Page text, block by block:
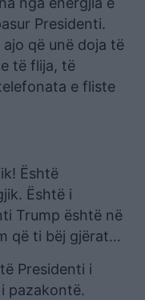
Presidenti.
që unë doja të
të flija, të
e fliste
Është
Është i
Trump është në
që ti bëj gjërat…
Presidenti i
pazakontë.